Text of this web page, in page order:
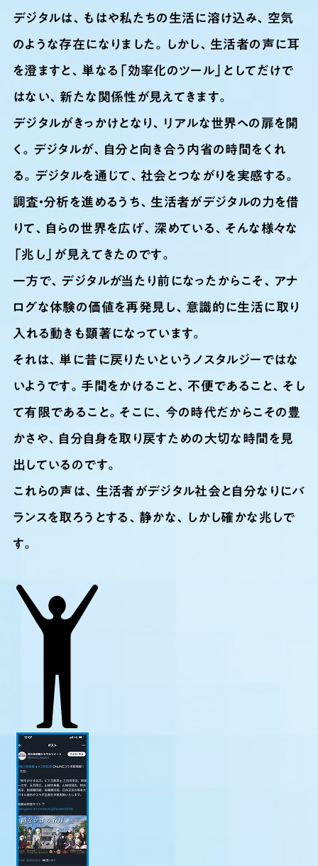
デジタルは、もはや私たちの生活に溶け込み、空気
のような存在になりました。しかし、生活者の声に耳
を澄ますと、単なる「効率化のツール」としてだけで
はない、新たな関係性が見えてきます。
デジタルがきっかけとなり、リアルな世界への扉を開
く。デジタルが、自分と向き合う内省の時間をくれ
る。デジタルを通じて、社会とつながりを実感する。
調査・分析を進めるうち、生活者がデジタルの力を借
りて、自らの世界を広げ、深めている、そんな様々な
「兆し」が見えてきたのです。
一方で、デジタルが当たり前になったからこそ、アナ
ログな体験の価値を再発見し、意識的に生活に取り
入れる動きも顕著になっています。
それは、単に昔に戻りたいというノスタルジーではな
いようです。手間をかけること、不便であること、そし
て有限であること。そこに、今の時代だからこその豊
かさや、自分自身を取り戻すための大切な時間を見
出しているのです。
これらの声は、生活者がデジタル社会と自分なりにバ
ランスを取ろうとする、静かな、しかし確かな兆しで
す。